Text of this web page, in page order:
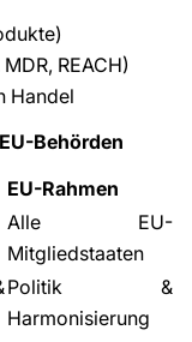
REACH)
Handel
Behörden
EU-Rahmen
Alle EU-
Mitgliedstaaten
Politik &
Harmonisierung